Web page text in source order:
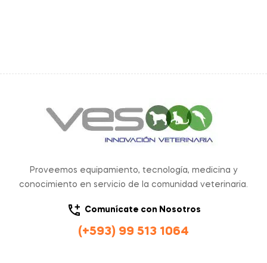
Proveemos equipamiento, tecnología, medicina y
conocimiento en servicio de la comunidad veterinaria.
Comunícate con Nosotros
(+593) 99 513 1064